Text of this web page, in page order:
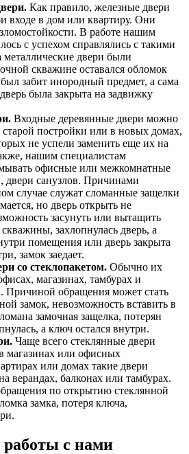
Как правило, железные двери
входе в дом или квартиру. Они
В работе нашим
с успехом справлялись с такими
металлические двери были
скважине оставался обломок
забит инородный предмет, а сама
была закрыта на задвижку
Входные деревянные двери можно
старой постройки или в новых домах,
не успели заменить еще их на
нашим специалистам
офисные или межкомнатные
двери санузлов. Причинами
случае служат сломанные защелки
но дверь открыть не
засунуть или вытащить
захлопнулась дверь, а
помещения или дверь закрыта
замок заедает.
со стеклопакетом. Обычно их
магазинах, тамбурах и
Причиной обращения может стать
замок, невозможность вставить в
замочная защелка, потерян
а ключ остался внутри.
Чаще всего стеклянные двери
магазинах или офисных
или домах такие двери
верандах, балконах или тамбурах.
по открытию стеклянной
замка, потеря ключа,
с нами